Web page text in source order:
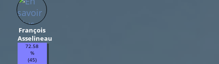
François
Asselineau
72.58
%
(45)